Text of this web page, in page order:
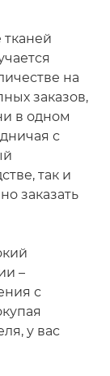
на
заказов,
в одном
с
так и
заказать
–
с
у вас